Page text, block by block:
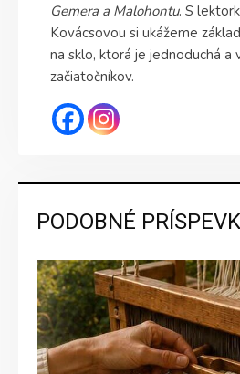
Gemera a Malohontu. S
Kovácsovou si ukážeme
na sklo, ktorá je jednoduchá a
začiatočníkov.
PODOBNÉ